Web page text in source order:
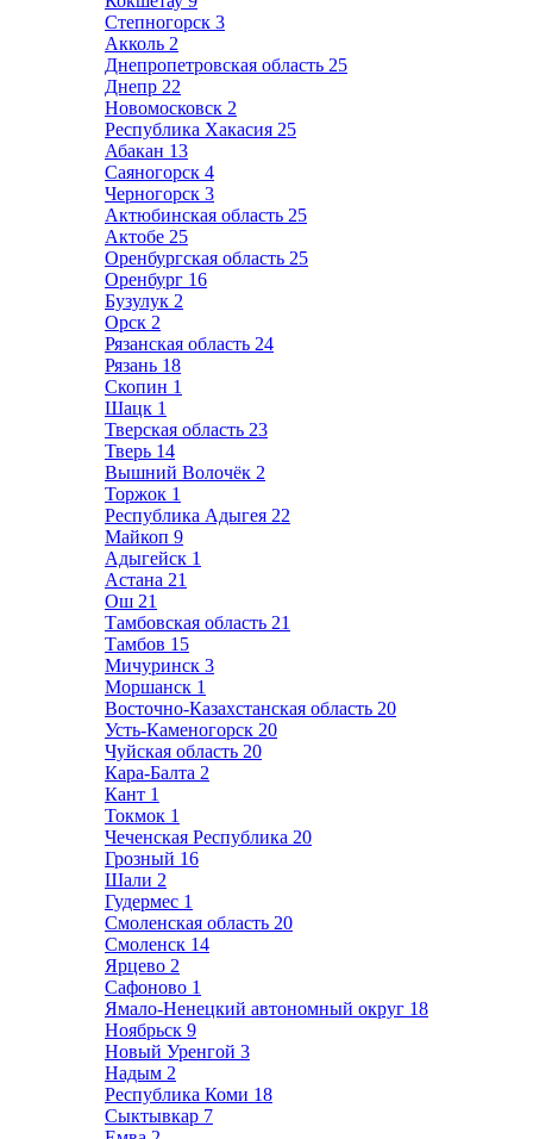
Степногорск 3
Акколь 2
Днепропетровская область 25
Днепр 22
Новомосковск 2
Республика Хакасия 25
Абакан 13
Саяногорск 4
Черногорск 3
Актюбинская область 25
Актобе 25
Оренбургская область 25
Оренбург 16
Бузулук 2
Орск 2
Рязанская область 24
Рязань 18
Скопин 1
Шацк 1
Тверская область 23
Тверь 14
Вышний Волочёк 2
Торжок 1
Республика Адыгея 22
Майкоп 9
Адыгейск 1
Астана 21
Ош 21
Тамбовская область 21
Тамбов 15
Мичуринск 3
Моршанск 1
Восточно-Казахстанская область 20
Усть-Каменогорск 20
Чуйская область 20
Кара-Балта 2
Кант 1
Токмок 1
Чеченская Республика 20
Грозный 16
Шали 2
Гудермес 1
Смоленская область 20
Смоленск 14
Ярцево 2
Сафоново 1
Ямало-Ненецкий автономный округ 18
Ноябрьск 9
Новый Уренгой 3
Надым 2
Республика Коми 18
Сыктывкар 7